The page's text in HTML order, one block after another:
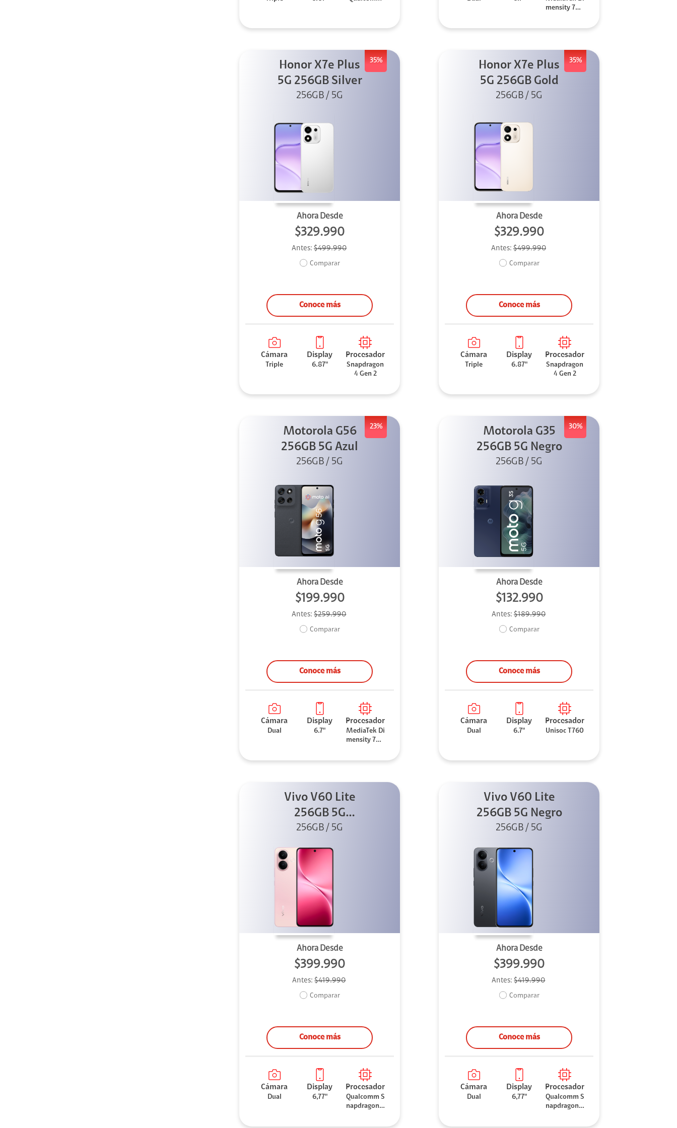
mensity 706
35%
Honor X7e Plus
5G 256GB Silver
256GB / 5G
Ahora Desde
$329.990
Antes: $499.990
Comparar
Conoce más
Cámara
Triple
Display
6.87"
Procesador
Snapdragon
4 Gen 2
35%
Honor X7e Plus
5G 256GB Gold
256GB / 5G
Ahora Desde
$329.990
Antes: $499.990
Comparar
Conoce más
Cámara
Triple
Display
6.87"
Procesador
Snapdragon
4 Gen 2
23%
Motorola G56
256GB 5G Azul
256GB / 5G
Ahora Desde
$199.990
Antes:$259.990
Comparar
Conoce más
Cámara
Dual
Display
6.7"
Procesador
MediaTek Di
mensity 706
30%
Motorola G35
256GB 5G Negro
256GB / 5G
Ahora Desde
$132.990
Antes: $189.990
Comparar
Conoce más
Cámara
Dual
Display
6.7"
Procesador
Unisoc T760
Vivo V60 Lite
256GB 5G
Rosado
256GB / 5G
Ahora Desde
$399.990
Antes:$419.990
Comparar
Conoce más
Cámara
Dual
Display
6,77"
Procesador
Qualcomm S
napdragon 7
Vivo V60 Lite
256GB 5G Negro
256GB / 5G
Ahora Desde
$399.990
Antes:$419.990
Comparar
Conoce más
Cámara
Dual
Display
6,77"
Procesador
Qualcomm S
napdragon 7